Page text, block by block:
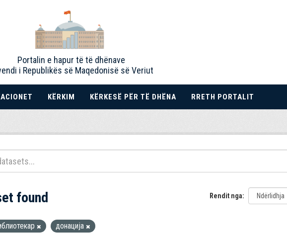
Portalin e hapur të të dhënave
i Republikës së Maqedonisë së Veriut
KËRKIM KËRKESË PËR TË DHËNA RRETH PORTALIT
Rendit nga
found
донација